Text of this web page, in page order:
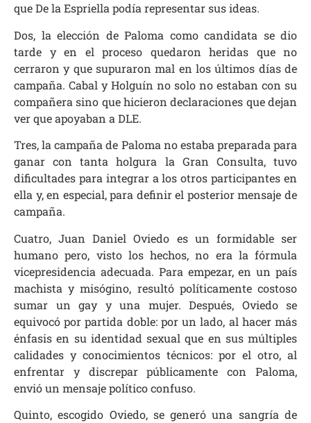
que De la Espriella podía representar sus ideas.
Dos, la elección de Paloma como candidata se dio
tarde y en el proceso quedaron heridas que no
cerraron y que supuraron mal en los últimos días de
campaña. Cabal y Holguín no solo no estaban con su
compañera sino que hicieron declaraciones que dejan
ver que apoyaban a DLE.
Tres, la campaña de Paloma no estaba preparada para
ganar con tanta holgura la Gran Consulta, tuvo
dificultades para integrar a los otros participantes en
ella y, en especial, para definir el posterior mensaje de
campaña.
Cuatro, Juan Daniel Oviedo es un formidable ser
humano pero, visto los hechos, no era la fórmula
vicepresidencia adecuada. Para empezar, en un país
machista y misógino, resultó políticamente costoso
sumar un gay y una mujer. Después, Oviedo se
equivocó por partida doble: por un lado, al hacer más
énfasis en su identidad sexual que en sus múltiples
calidades y conocimientos técnicos: por el otro, al
enfrentar y discrepar públicamente con Paloma,
envió un mensaje político confuso.
Quinto, escogido Oviedo, se generó una sangría de